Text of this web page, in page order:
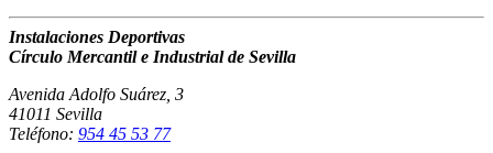
Instalaciones Deportivas
Círculo Mercantil e Industrial de Sevilla
Avenida Adolfo Suárez, 3
41011 Sevilla
Teléfono: 954 45 53 77